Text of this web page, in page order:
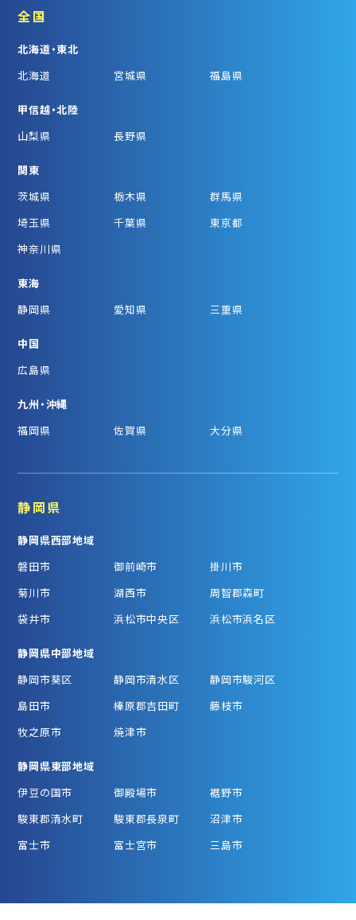
全国
北海道・東北
北海道
宮城県 福島県
甲信越・北陸
山梨県
長野県
関東
茨城県
栃木県
群馬県
埼玉県
千葉県
東京都
神奈川県
東海
静岡県
愛知県 三重県
中国
広島県
九州・沖縄
福岡県
佐賀県 大分県
静岡県
静岡県西部地域
磐田市
御前崎市
掛川市
菊川市
湖西市
周智郡森町
袋井市
浜松市中央区 浜松市浜名区
静岡県中部地域
静岡市葵区
静岡市清水区
静岡市駿河区
島田市
榛原郡吉田町
藤枝市
牧之原市
焼津市
静岡県東部地域
伊豆の国市
御殿場市
裾野市
駿東郡清水町
駿東郡長泉町
沼津市
富士市
富士宮市 三島市